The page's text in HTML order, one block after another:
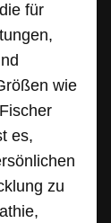
für
wie
es,
zu